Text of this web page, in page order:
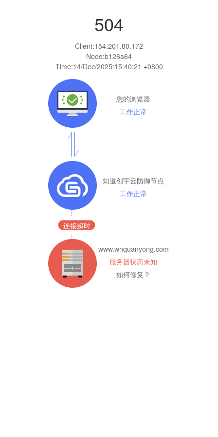
504
Client:154.201.80.172
Node:b126a64
Time:14/Dec/2025:15:40:21 +0800
您的浏览器
工作正常
知道创宇云防御节点
工作正常
连接超时
www.whquanyong.com
服务器状态未知
如何修复？